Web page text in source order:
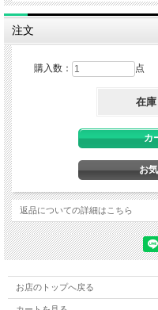
注文
購入数： 点
在庫
返品についての詳細はこちら
お店のトップへ戻る